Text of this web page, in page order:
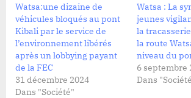
Watsa:une dizaine de
véhicules bloqués au pont
Kibali par le service de
l’environnement libérés
après un lobbying payant
de la FEC
31 décembre 2024
Dans "Société"
Watsa : La
jeunes
la
la route
niveau du
6 septembre
Dans